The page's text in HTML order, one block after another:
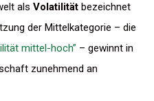
als Volatilität bezeichnet
der Mittelkategorie – die
mittel-hoch” – gewinnt in
zunehmend an